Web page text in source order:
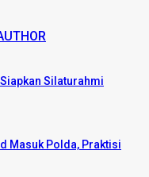
Silaturahmi
Masuk Polda, Praktisi